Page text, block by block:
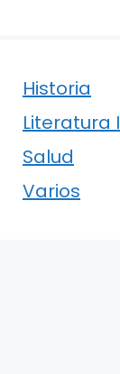
Historia
Literatura
Salud
Varios